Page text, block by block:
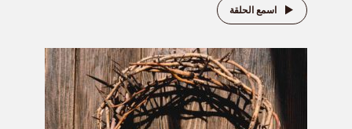
اسمع الحلقة